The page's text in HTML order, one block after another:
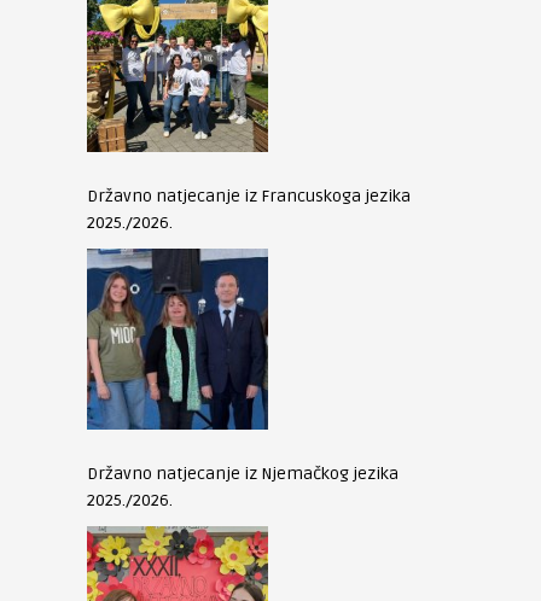
Državno natjecanje iz Francuskoga jezika
2025./2026.
Državno natjecanje iz Njemačkog jezika
2025./2026.